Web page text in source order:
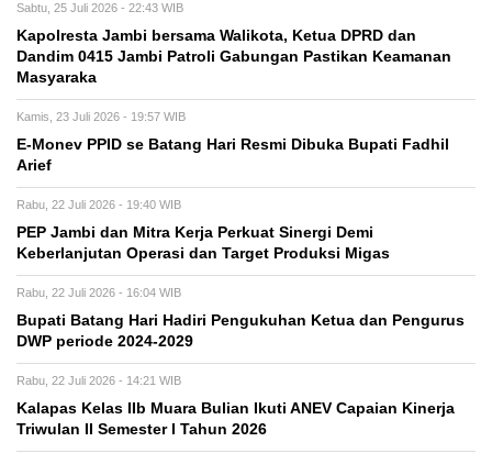
Sabtu, 25 Juli 2026 - 22:43 WIB
Kapolresta Jambi bersama Walikota, Ketua DPRD dan
Dandim 0415 Jambi Patroli Gabungan Pastikan Keamanan
Masyaraka
Kamis, 23 Juli 2026 - 19:57 WIB
E-Monev PPID se Batang Hari Resmi Dibuka Bupati Fadhil
Arief
Rabu, 22 Juli 2026 - 19:40 WIB
PEP Jambi dan Mitra Kerja Perkuat Sinergi Demi
Keberlanjutan Operasi dan Target Produksi Migas
Rabu, 22 Juli 2026 - 16:04 WIB
Bupati Batang Hari Hadiri Pengukuhan Ketua dan Pengurus
DWP periode 2024-2029
Rabu, 22 Juli 2026 - 14:21 WIB
Kalapas Kelas IIb Muara Bulian Ikuti ANEV Capaian Kinerja
Triwulan II Semester I Tahun 2026